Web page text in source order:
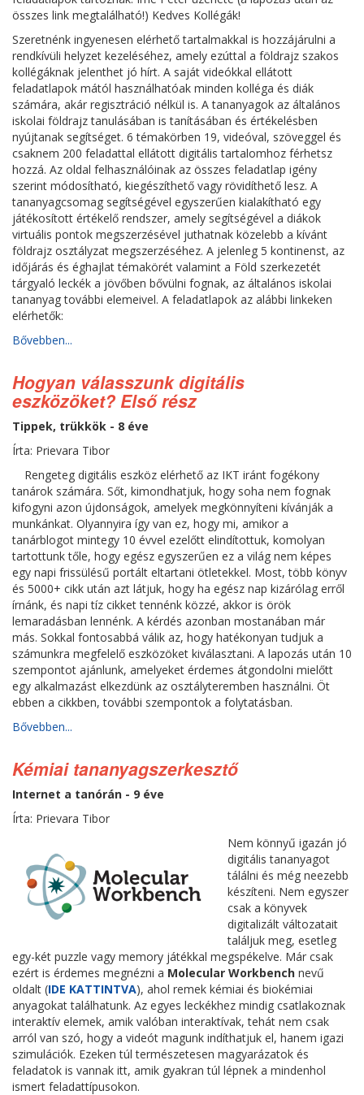
összes link megtalálható!) Kedves Kollégák!
Szeretnénk ingyenesen elérhető tartalmakkal is hozzájárulni a
rendkívüli helyzet kezeléséhez, amely ezúttal a földrajz szakos
kollégáknak jelenthet jó hírt. A saját videókkal ellátott
feladatlapok mától használhatóak minden kolléga és diák
számára, akár regisztráció nélkül is. A tananyagok az általános
iskolai földrajz tanulásában is tanításában és értékelésben
nyújtanak segítséget. 6 témakörben 19, videóval, szöveggel és
csaknem 200 feladattal ellátott digitális tartalomhoz férhetsz
hozzá. Az oldal felhasználóinak az összes feladatlap igény
szerint módosítható, kiegészíthető vagy rövidíthető lesz. A
tananyagcsomag segítségével egyszerűen kialakítható egy
játékosított értékelő rendszer, amely segítségével a diákok
virtuális pontok megszerzésével juthatnak közelebb a kívánt
földrajz osztályzat megszerzéséhez. A jelenleg 5 kontinenst, az
időjárás és éghajlat témakörét valamint a Föld szerkezetét
tárgyaló leckék a jövőben bővülni fognak, az általános iskolai
tananyag további elemeivel. A feladatlapok az alábbi linkeken
elérhetők:
Bővebben...
Hogyan válasszunk digitális
eszközöket? Első rész
Tippek, trükkök - 8 éve
Írta: Prievara Tibor
Rengeteg digitális eszköz elérhető az IKT iránt fogékony
tanárok számára. Sőt, kimondhatjuk, hogy soha nem fognak
kifogyni azon újdonságok, amelyek megkönnyíteni kívánják a
munkánkat. Olyannyira így van ez, hogy mi, amikor a
tanárblogot mintegy 10 évvel ezelőtt elindítottuk, komolyan
tartottunk tőle, hogy egész egyszerűen ez a világ nem képes
egy napi frissülésű portált eltartani ötletekkel. Most, több könyv
és 5000+ cikk után azt látjuk, hogy ha egész nap kizárólag erről
írnánk, és napi tíz cikket tennénk közzé, akkor is örök
lemaradásban lennénk. A kérdés azonban mostanában már
más. Sokkal fontosabbá válik az, hogy hatékonyan tudjuk a
számunkra megfelelő eszközöket kiválasztani. A lapozás után 10
szempontot ajánlunk, amelyeket érdemes átgondolni mielőtt
egy alkalmazást elkezdünk az osztályteremben használni. Öt
ebben a cikkben, további szempontok a folytatásban.
Bővebben...
Kémiai tananyagszerkesztő
Internet a tanórán - 9 éve
Írta: Prievara Tibor
Nem könnyű igazán jó
digitális tananyagot
tálálni és még neezebb
készíteni. Nem egyszer
csak a könyvek
digitalizált változatait
találjuk meg, esetleg
egy-két puzzle vagy memory játékkal megspékelve. Már csak
ezért is érdemes megnézni a Molecular Workbench nevű
oldalt (IDE KATTINTVA), ahol remek kémiai és biokémiai
anyagokat találhatunk. Az egyes leckékhez mindig csatlakoznak
interaktív elemek, amik valóban interaktívak, tehát nem csak
arról van szó, hogy a videót magunk indíthatjuk el, hanem igazi
szimulációk. Ezeken túl természetesen magyarázatok és
feladatok is vannak itt, amik gyakran túl lépnek a mindenhol
ismert feladattípusokon.